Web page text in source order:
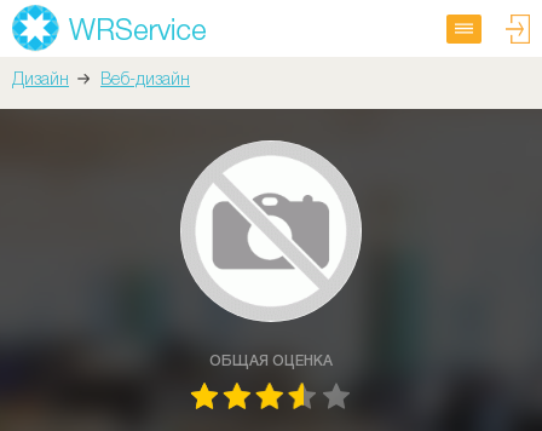
Дизайн Веб-дизайн
ОБЩАЯ ОЦЕНКА